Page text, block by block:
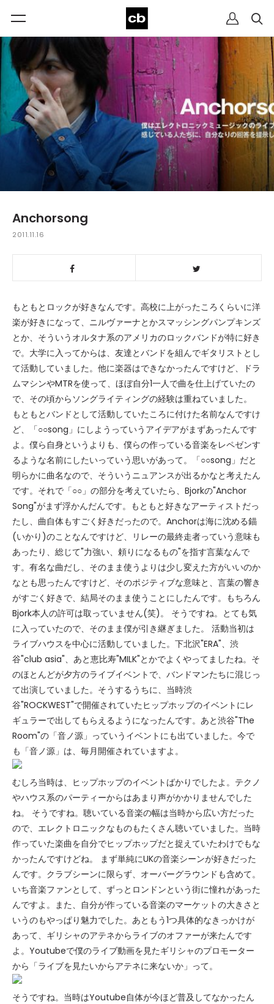
Anchorsong
2011.11.16
もともとロックが好きなんです。高校に上がったころくらいに洋
楽が好きになって、ニルヴァーナとかスマッシングパンプキンズ
とか、そういうオルタナ系のアメリカのロックバンドが特に好き
で。大学に入ってからは、友達とバンドを組んでギタリストとし
て活動していました。他に楽器はできなかったんですけど、ドラ
ムマシンやMTRを使って、ほぼ自分1一人で曲を仕上げていたの
で、その頃からソングライティングの経験は重ねていました。
もともとバンドとして活動していたころに付けた名前なんですけ
ど、「○○song」にしようっていうアイデアがまずあったんです
よ。僕ら自身というよりも、僕らの作っている音楽をレペゼンす
るような名前にしたいっていう思いがあって。「○○song」だと
明らかに曲名なので、そういうニュアンスが出るかなと考えたん
です。それで「○○」の部分を考えていたら、Bjorkの"Anchor
Song"がまず浮かんだんです。もともと好きなアーティストだっ
たし、曲自体もすごく好きだったので。Anchorは海に沈める錨
(いかり)のことなんですけど、リレーの最終走者っていう意味も
あったり、総じて"力強い、頼りになるもの"を指す言葉なんで
す。有名な曲だし、そのまま使うよりは少し変えた方がいいのか
なとも思ったんですけど、そのポジティブな意味と、言葉の響き
がすごく好きで、結局そのまま使うことにしたんです。もちろん
Bjork本人の許可は取っていません(笑)。 そうですね。とても気
に入っていたので、そのまま僕が引き継ぎました。 活動当初は
ライブハウスを中心に活動していました。下北沢"ERA"、渋
谷"club asia"、あと恵比寿"MILK"とかでよくやってましたね。そ
のほとんどが夕方のライブイベントで、バンドマンたちに混じっ
て出演していました。そうするうちに、当時渋
谷"ROCKWEST"で開催されていたヒップホップのイベントにレ
ギュラーで出してもらえるようになったんです。あと渋谷"The
Room"の「音ノ源」っていうイベントにも出ていました。今で
も「音ノ源」は、毎月開催されていますよ。
むしろ当時は、ヒップホップのイベントばかりでしたよ。テクノ
やハウス系のパーティーからはあまり声がかかりませんでした
ね。 そうですね。聴いている音楽の幅は当時から広い方だった
ので、エレクトロニックなものもたくさん聴いていました。当時
作っていた楽曲を自分でヒップホップだと捉えていたわけでもな
かったんですけどね。 まず単純にUKの音楽シーンが好きだった
んです。クラブシーンに限らず、オーバーグラウンドも含めて。
いち音楽ファンとして、ずっとロンドンという街に憧れがあった
んですよ。また、自分が作っている音楽のマーケットの大きさと
いうのもやっぱり魅力でした。あともう1つ具体的なきっかけが
あって、ギリシャのアテネからライブのオファーが来たんです
よ。Youtubeで僕のライブ動画を見たギリシャのプロモーター
から「ライブを見たいからアテネに来ないか」って。
そうですね。当時はYoutube自体が今ほど普及してなかったん